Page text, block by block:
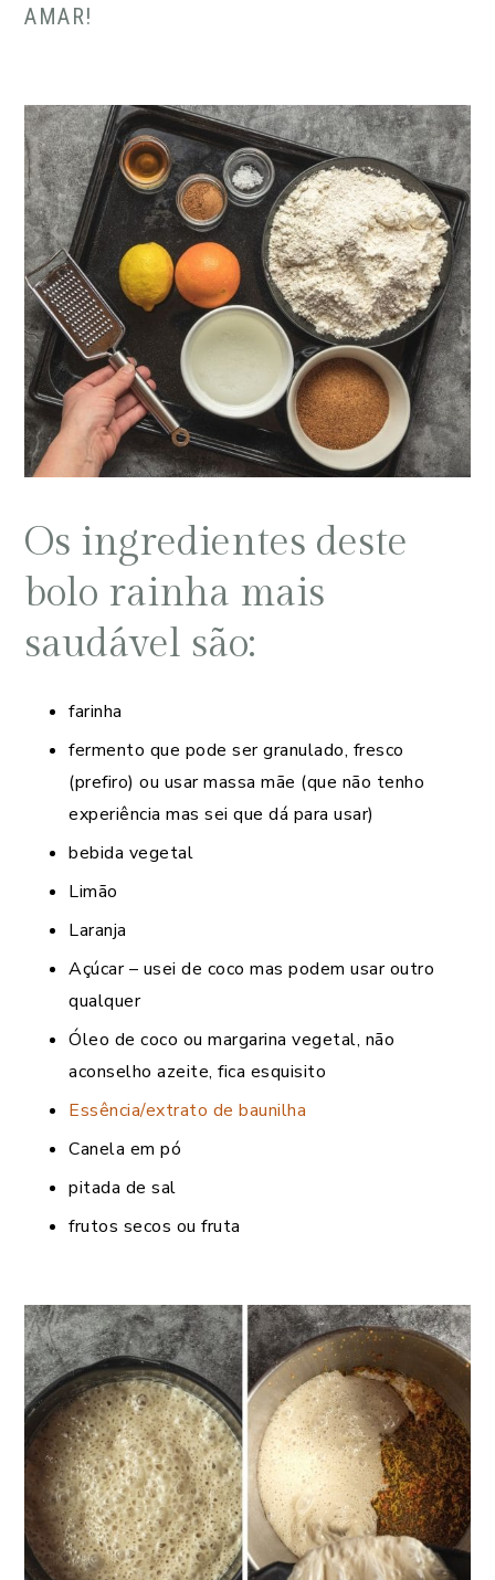
AMAR!
Os ingredientes deste
bolo rainha mais
saudável são:
farinha
fermento que pode ser granulado, fresco
(prefiro) ou usar massa mãe (que não tenho
experiência mas sei que dá para usar)
bebida vegetal
Limão
Laranja
Açúcar – usei de coco mas podem usar outro
qualquer
Óleo de coco ou margarina vegetal, não
aconselho azeite, fica esquisito
Essência/extrato de baunilha
Canela em pó
pitada de sal
frutos secos ou fruta